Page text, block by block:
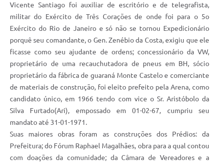
Vicente Santiago foi auxiliar de escritório e de telegrafista,
militar do Exército de Três Corações de onde foi para o 5o
Exército do Rio de Janeiro e só não se tornou Expedicionário
porquê seu comandante, o Gen. Zenébio da Costa, exigiu que ele
ficasse como seu ajudante de ordens; concessionário da VW,
proprietário de uma recauchutadora de pneus em BH, sócio
proprietário da fábrica de guaraná Monte Castelo e comerciante
de materiais de construção, foi eleito prefeito pela Arena, como
candidato único, em 1966 tendo com vice o Sr. Aristóbolo da
Silva Furtado(Ari), empossado em 01-02-67, cumpriu seu
mandato até 31-01-1971.
Suas maiores obras foram as construções dos Prédios: da
Prefeitura; do Fórum Raphael Magalhães, obra para a qual contou
com doações da comunidade; da Câmara de Vereadores e a